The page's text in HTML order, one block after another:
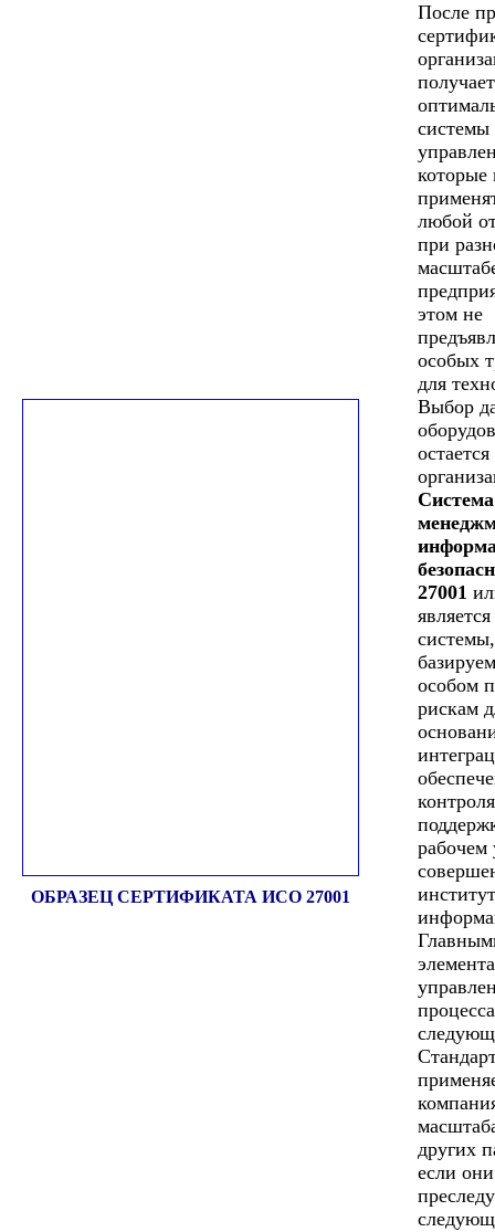
ОБРАЗЕЦ СЕРТИФИКАТА ИСО 27001
После
получает
системы
которые
любой
при
этом не
особых
для
Выбор
остается
Система
27001
системы,
особом
рискам
рабочем
других
если они